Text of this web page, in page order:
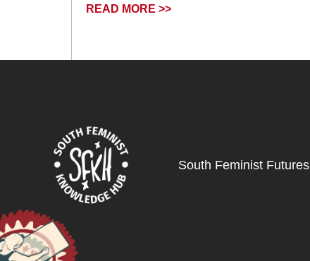
READ MORE >>
South Feminist Futures